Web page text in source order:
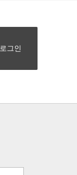
로그인